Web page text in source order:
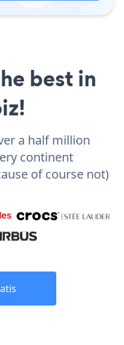
best in
a half million
continent
of course not)